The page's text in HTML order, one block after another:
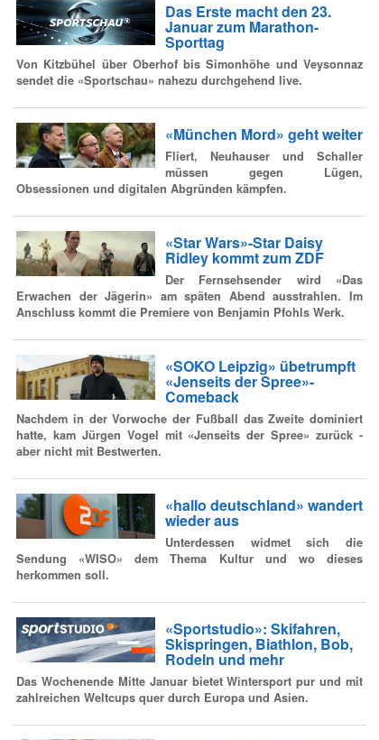
Das Erste macht den 23.
Januar zum Marathon-
Sporttag
Von Kitzbühel über Oberhof bis Simonhöhe und Veysonnaz
sendet die «Sportschau» nahezu durchgehend live.
«München Mord» geht weiter
Fliert, Neuhauser und Schaller
müssen gegen Lügen,
Obsessionen und digitalen Abgründen kämpfen.
«Star Wars»-Star Daisy
Ridley kommt zum ZDF
Der Fernsehsender wird «Das
Erwachen der Jägerin» am späten Abend ausstrahlen. Im
Anschluss kommt die Premiere von Benjamin Pfohls Werk.
«SOKO Leipzig» übetrumpft
«Jenseits der Spree»-
Comeback
Nachdem in der Vorwoche der Fußball das Zweite dominiert
hatte, kam Jürgen Vogel mit «Jenseits der Spree» zurück -
aber nicht mit Bestwerten.
«hallo deutschland» wandert
wieder aus
Unterdessen widmet sich die
Sendung «WISO» dem Thema Kultur und wo dieses
herkommen soll.
«Sportstudio»: Skifahren,
Skispringen, Biathlon, Bob,
Rodeln und mehr
Das Wochenende Mitte Januar bietet Wintersport pur und mit
zahlreichen Weltcups quer durch Europa und Asien.